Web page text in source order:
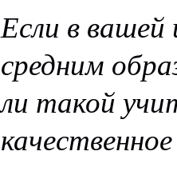
Если в вашей
средним
ли такой